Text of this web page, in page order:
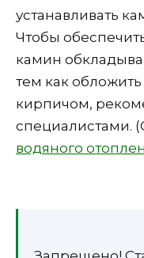
устанавливать
Чтобы
камин
тем как
кирпичом,
специалистами.
водяного